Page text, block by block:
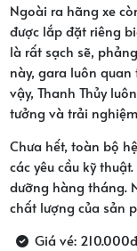
Ngoài ra hãng xe
được lắp đặt riêng
là rất sạch sẽ,
này, gara luôn
vậy, Thanh Thủy
tưởng và trải
Chưa hết, toàn bộ
các yêu cầu kỹ
dưỡng hàng tháng.
chất lượng của sản
Giá vé: 210.000đ